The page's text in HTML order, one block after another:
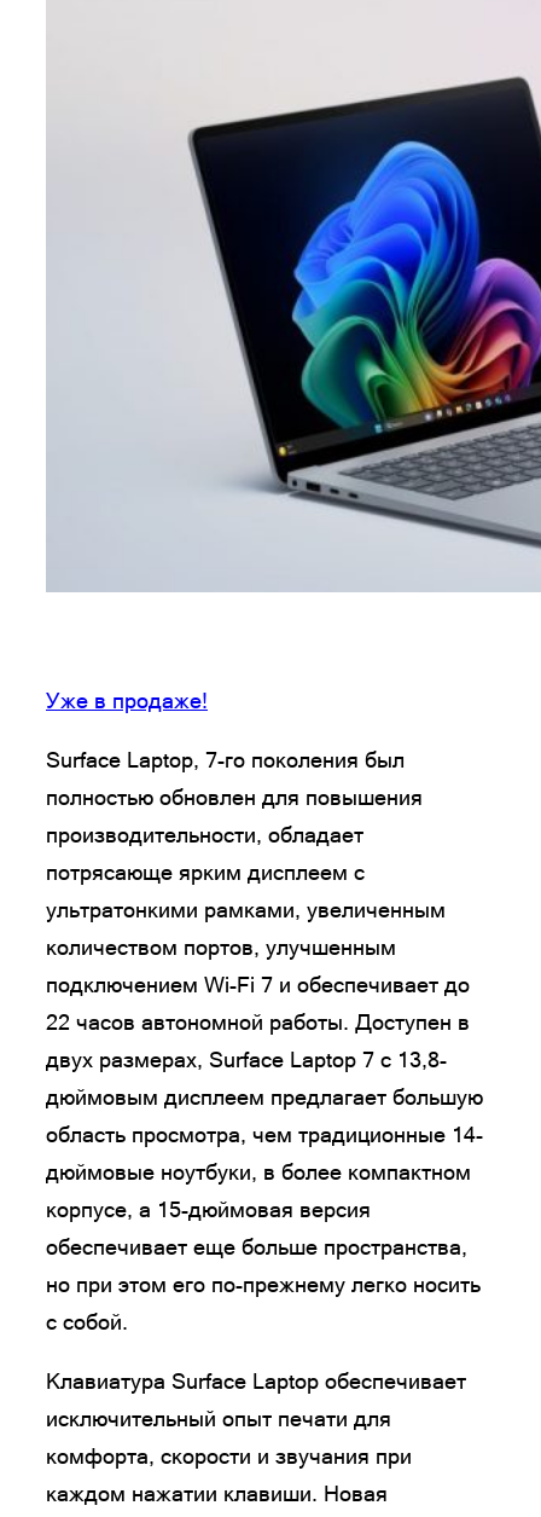
Уже в продаже!
Surface Laptop, 7-го поколения был
полностью обновлен для повышения
производительности, обладает
потрясающе ярким дисплеем с
ультратонкими рамками, увеличенным
количеством портов, улучшенным
подключением Wi-Fi 7 и обеспечивает до
22 часов автономной работы. Доступен в
двух размерах, Surface Laptop 7 с 13,8-
дюймовым дисплеем предлагает большую
область просмотра, чем традиционные 14-
дюймовые ноутбуки, в более компактном
корпусе, а 15-дюймовая версия
обеспечивает еще больше пространства,
но при этом его по-прежнему легко носить
с собой.
Клавиатура Surface Laptop обеспечивает
исключительный опыт печати для
комфорта, скорости и звучания при
каждом нажатии клавиши. Новая